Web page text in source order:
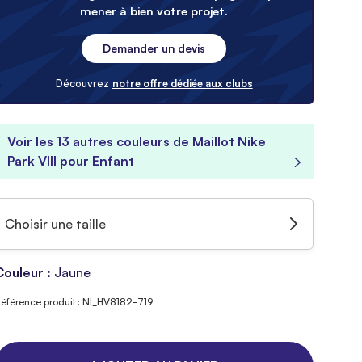
mener à bien votre projet.
Demander un devis
Découvrez notre offre dédiée aux clubs
Voir les 13 autres couleurs de Maillot Nike
Park VIII pour Enfant
Choisir une taille
: Jaune
produit : NI_HV8182-719